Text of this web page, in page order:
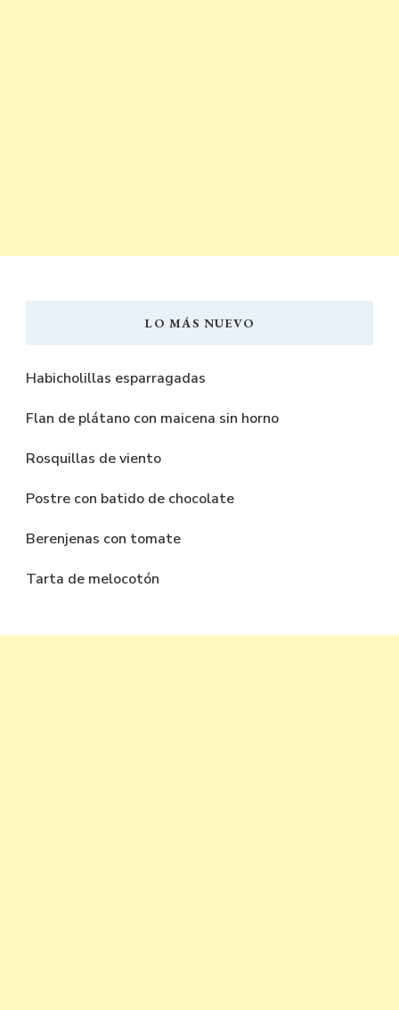
LO MÁS NUEVO
Habicholillas esparragadas
Flan de plátano con maicena sin horno
Rosquillas de viento
Postre con batido de chocolate
Berenjenas con tomate
Tarta de melocotón